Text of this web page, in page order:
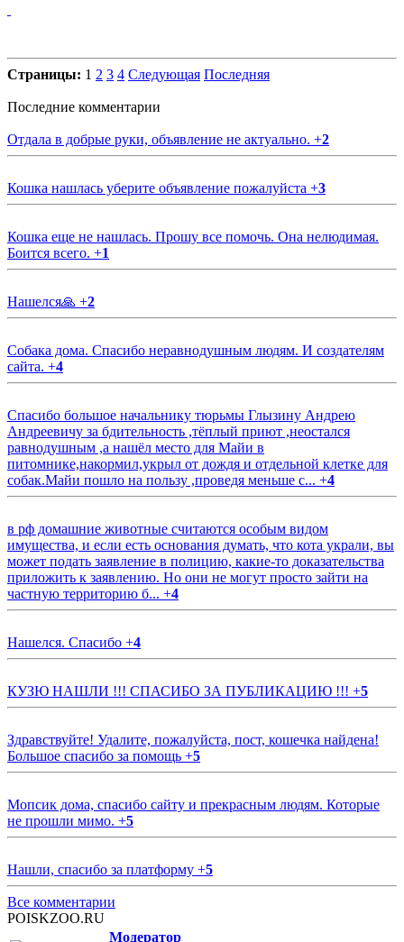
Страницы: 1 2 3 4 Следующая Последняя
Последние комментарии
Отдала в добрые руки, объявление не актуально. +2
Кошка нашлась уберите объявление пожалуйста +3
Кошка еще не нашлась. Прошу все помочь. Она нелюдимая.
Боится всего. +1
Нашелся🙏 +2
Собака дома. Спасибо неравнодушным людям. И создателям
сайта. +4
Спасибо большое начальнику тюрьмы Глызину Андрею
Андреевичу за бдительность ,тёплый приют ,неостался
равнодушным ,а нашёл место для Майи в
питомнике,накормил,укрыл от дождя и отдельной клетке для
собак.Майи пошло на пользу ,проведя меньше с... +4
в рф домашние животные считаются особым видом
имущества, и если есть основания думать, что кота украли, вы
может подать заявление в полицию, какие-то доказательства
приложить к заявлению. Но они не могут просто зайти на
частную территорию б... +4
Нашелся. Спасибо +4
КУЗЮ НАШЛИ !!! СПАСИБО ЗА ПУБЛИКАЦИЮ !!! +5
Здравствуйте! Удалите, пожалуйста, пост, кошечка найдена!
Большое спасибо за помощь +5
Мопсик дома, спасибо сайту и прекрасным людям. Которые
не прошли мимо. +5
Нашли, спасибо за платформу +5
Все комментарии
POISKZOO.RU
Модератор